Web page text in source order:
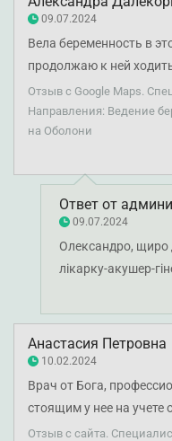
09.07.2024
Вела беременность в
продолжаю к ней
хороший сервис,
также проходила
никаких проблем. Всё
Отзыв с Google Maps.
Направления: Ведение
на Оболони
Ответ от
09.07.2024
Олександро, щиро
лікарку-акушер-
Віталіївну.
роботи персоналу
стараємось
для наших
Анастасия Петровна
10.02.2024
Врач от Бога,
стоящим у нее на учете
очень важно для
Отзыв с сайта.